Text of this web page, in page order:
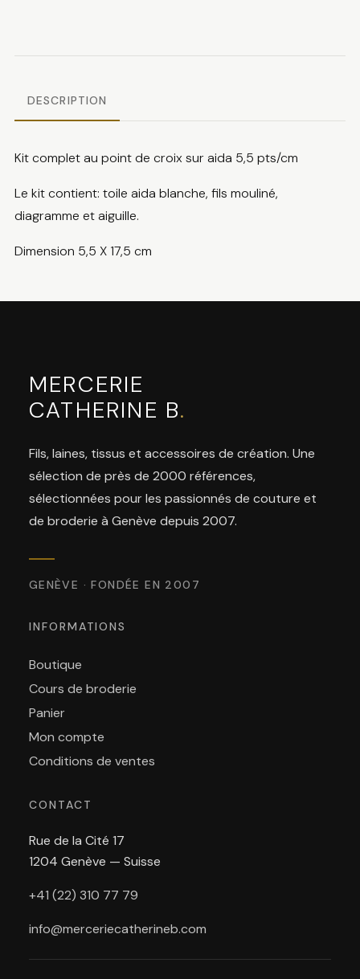
DESCRIPTION
Kit complet au point de croix sur aida 5,5 pts/cm
Le kit contient: toile aida blanche, fils mouliné,
diagramme et aiguille.
Dimension 5,5 X 17,5 cm
MERCERIE
CATHERINE B.
Fils, laines, tissus et accessoires de création. Une
sélection de près de 2000 références,
sélectionnées pour les passionnés de couture et
de broderie à Genève depuis 2007.
GENÈVE · FONDÉE EN 2007
INFORMATIONS
Boutique
Cours de broderie
Panier
Mon compte
Conditions de ventes
CONTACT
Rue de la Cité 17
1204 Genève — Suisse
+41 (22) 310 77 79
info@merceriecatherineb.com